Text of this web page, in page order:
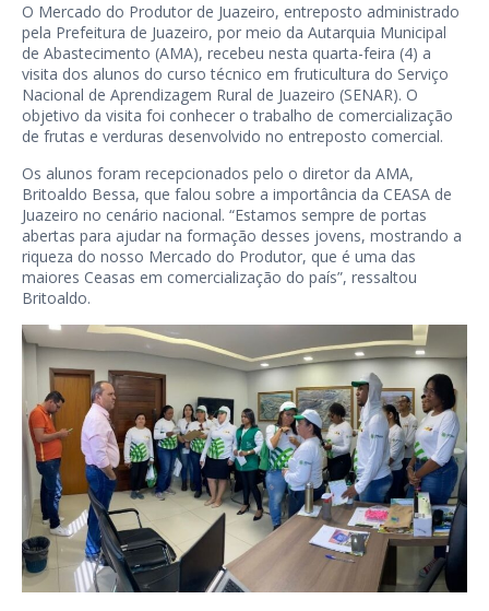
O Mercado do Produtor de Juazeiro, entreposto administrado
pela Prefeitura de Juazeiro, por meio da Autarquia Municipal
de Abastecimento (AMA), recebeu nesta quarta-feira (4) a
visita dos alunos do curso técnico em fruticultura do Serviço
Nacional de Aprendizagem Rural de Juazeiro (SENAR). O
objetivo da visita foi conhecer o trabalho de comercialização
de frutas e verduras desenvolvido no entreposto comercial.
Os alunos foram recepcionados pelo o diretor da AMA,
Britoaldo Bessa, que falou sobre a importância da CEASA de
Juazeiro no cenário nacional. “Estamos sempre de portas
abertas para ajudar na formação desses jovens, mostrando a
riqueza do nosso Mercado do Produtor, que é uma das
maiores Ceasas em comercialização do país”, ressaltou
Britoaldo.